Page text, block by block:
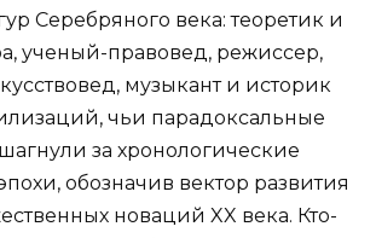
Серебряного века: теоретик и
ученый-правовед, режиссер,
музыкант и историк
чьи парадоксальные
за хронологические
обозначив вектор развития
новаций XX века. Кто-